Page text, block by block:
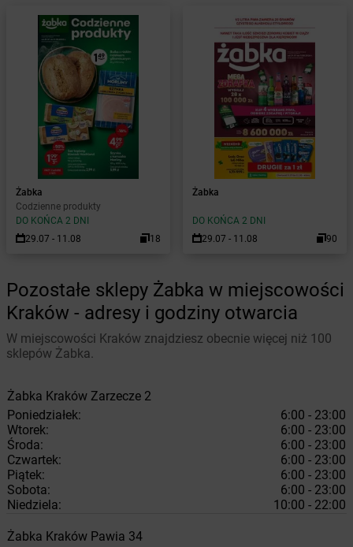
Żabka
Codzienne produkty
DO KOŃCA 2 DNI
29.07 - 11.08
18
Żabka
DO KOŃCA 2 DNI
29.07 - 11.08
90
Pozostałe sklepy Żabka w miejscowości
Kraków - adresy i godziny otwarcia
W miejscowości Kraków znajdziesz obecnie więcej niż 100
sklepów Żabka.
Żabka Kraków Zarzecze 2
Poniedziałek:
6:00 - 23:00
Wtorek:
6:00 - 23:00
Środa:
6:00 - 23:00
Czwartek:
6:00 - 23:00
Piątek:
6:00 - 23:00
Sobota:
6:00 - 23:00
Niedziela:
10:00 - 22:00
Żabka Kraków Pawia 34